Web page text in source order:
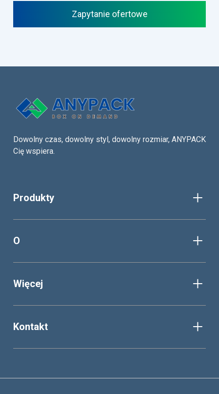
Zapytanie ofertowe
Dowolny czas, dowolny styl, dowolny rozmiar, ANYPACK
Cię wspiera.
Produkty
O
Więcej
Kontakt